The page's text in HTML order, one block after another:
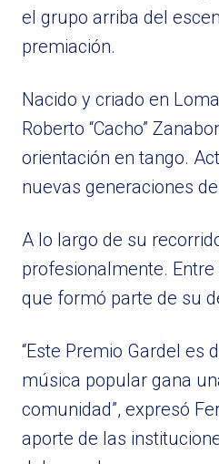
el grupo arriba del
premiación.
Nacido y criado en
Roberto “Cacho”
orientación en tango.
nuevas generaciones
A lo largo de su
profesionalmente.
que formó parte de su
“Este Premio Gardel es
música popular gana
comunidad”, expresó
aporte de las